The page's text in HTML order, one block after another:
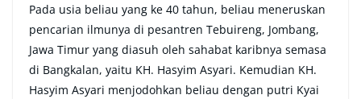
Pada usia beliau yang ke 40 tahun, beliau meneruskan
pencarian ilmunya di pesantren Tebuireng, Jombang,
Jawa Timur yang diasuh oleh sahabat karibnya semasa
di Bangkalan, yaitu KH. Hasyim Asyari. Kemudian KH.
Hasyim Asyari menjodohkan beliau dengan putri Kyai